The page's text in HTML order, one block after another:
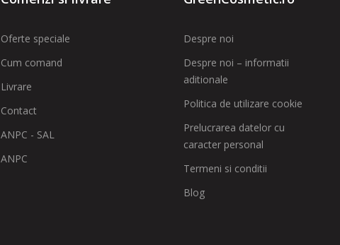
Oferte speciale
Cum comand
Livrare
Contact
ANPC - SAL
ANPC
Despre noi
Despre noi – informatii
aditionale
Politica de utilizare cookie
Prelucrarea datelor cu
caracter personal
Termeni si conditii
Blog